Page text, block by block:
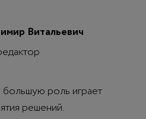
Витальевич
большую роль играет
решений.